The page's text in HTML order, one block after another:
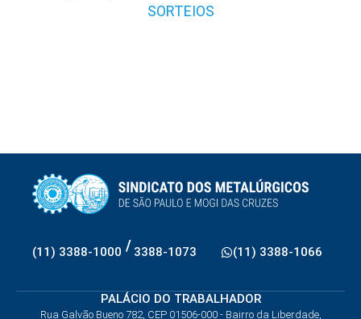
SORTEIOS
(11) 3388-1000 / 3388-1073 (11) 3388-1066
PALÁCIO DO TRABALHADOR
Rua Galvão Bueno 782, CEP 01506-000 - Bairro da Liberdade,